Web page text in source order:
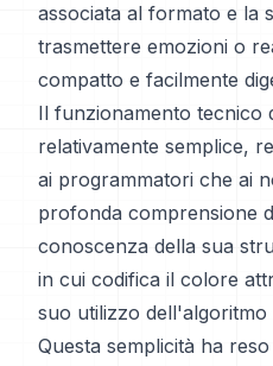
associata al formato e la
trasmettere emozioni o
compatto e facilmente
Il funzionamento tecnico
relativamente semplice,
ai programmatori che ai
profonda comprensione
conoscenza della sua
in cui codifica il colore
suo utilizzo dell'algoritmo
Questa semplicità ha